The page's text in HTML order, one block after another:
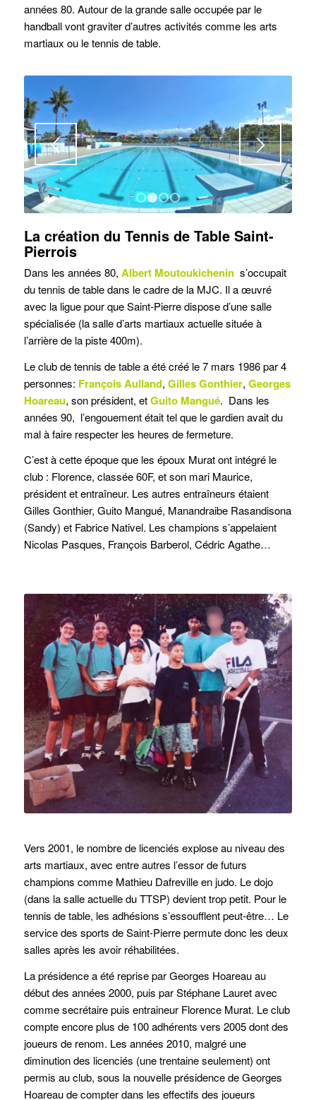
années 80. Autour de la grande salle occupée par le
handball vont graviter d’autres activités comme les arts
martiaux ou le tennis de table.
1 2 3 4
La création du Tennis de Table Saint-
Pierrois
Dans les années 80, Albert Moutoukichenins’occupait
du tennis de table dans le cadre de la MJC. Il a œuvré
avec la ligue pour que Saint-Pierre dispose d’une salle
spécialisée (la salle d’arts martiaux actuelle située à
l’arrière de la piste 400m).
Le club de tennis de table a été créé le 7 mars 1986 par 4
personnes: François Aulland, Gilles Gonthier, Georges
Hoareau, son président, etGuito Mangué. Dans les
années 90, l’engouement était tel que le gardien avait du
mal à faire respecter les heures de fermeture.
C’est à cette époque que les époux Murat ont intégré le
club : Florence, classée 60F, et son mari Maurice,
président et entraîneur. Les autres entraîneurs étaient
Gilles Gonthier, Guito Mangué, Manandraibe Rasandisona
(Sandy) et Fabrice Nativel. Les champions s’appelaient
Nicolas Pasques, François Barberol, Cédric Agathe…
Vers 2001, le nombre de licenciés explose au niveau des
arts martiaux, avec entre autres l’essor de futurs
champions comme Mathieu Dafreville en judo. Le dojo
(dans la salle actuelle du TTSP) devient trop petit. Pour le
tennis de table, les adhésions s’essoufflent peut-être… Le
service des sports de Saint-Pierre permute donc les deux
salles après les avoir réhabilitées.
La présidence a été reprise par Georges Hoareau au
début des années 2000, puis par Stéphane Lauret avec
comme secrétaire puis entraineur Florence Murat. Le club
compte encore plus de 100 adhérents vers 2005 dont des
joueurs de renom. Les années 2010, malgré une
diminution des licenciés (une trentaine seulement) ont
permis au club, sous la nouvelle présidence de Georges
Hoareau de compter dans les effectifs des joueurs